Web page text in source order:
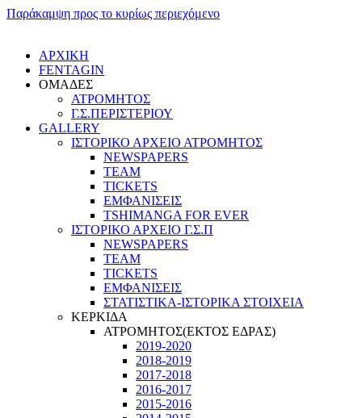
Παράκαμψη προς το κυρίως περιεχόμενο
ΑΡΧΙΚΗ
FENTAGIN
ΟΜΑΔΕΣ
ΑΤΡΟΜΗΤΟΣ
Γ.Σ.ΠEΡΙΣΤΕΡΙΟΥ
GALLERY
ΙΣΤΟΡΙΚΟ ΑΡΧΕΙΟ ΑΤΡΟΜΗΤΟΣ
NEWSPAPERS
TEAM
TICKETS
ΕΜΦΑΝΙΣΕΙΣ
TSHIMANGA FOR EVER
ΙΣΤΟΡΙΚΟ ΑΡΧΕΙΟ Γ.Σ.Π
NEWSPAPERS
TEAM
TICKETS
ΕΜΦΑΝΙΣΕΙΣ
ΣΤΑΤΙΣΤΙΚΑ-ΙΣΤΟΡΙΚΑ ΣΤΟΙΧΕΙΑ
ΚΕΡΚΙΔΑ
ΑΤΡΟΜΗΤΟΣ(ΕΚΤΟΣ ΕΔΡΑΣ)
2019-2020
2018-2019
2017-2018
2016-2017
2015-2016